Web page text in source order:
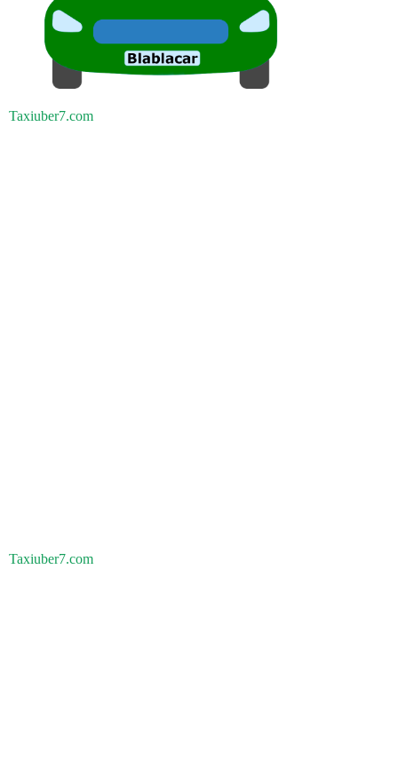
Taxiuber7.com
Taxiuber7.com